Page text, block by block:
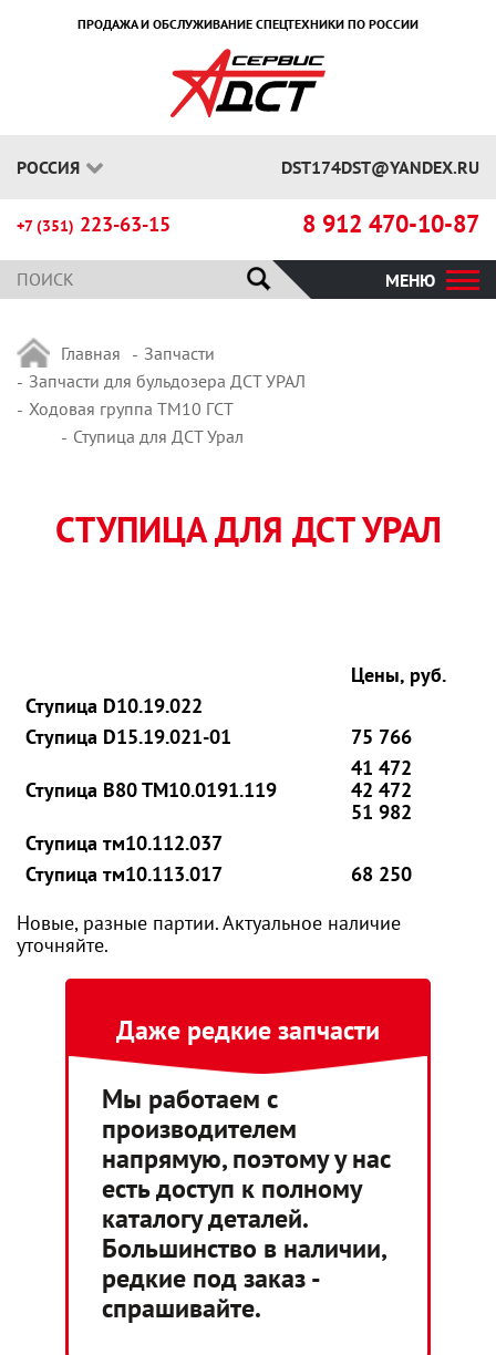
ПРОДАЖА И ОБСЛУЖИВАНИЕ СПЕЦТЕХНИКИ ПО РОССИИ
РОССИЯ DST174DST@YANDEX.RU
+7 (351) 223-63-15 8 912 470-10-87
МЕНЮ
Главная
Запчасти
Запчасти для бульдозера ДСТ УРАЛ
Ходовая группа ТМ10 ГСТ
Ступица для ДСТ Урал
СТУПИЦА ДЛЯ ДСТ УРАЛ
Цены, руб.
Ступица D10.19.022
Ступица D15.19.021-01
75 766
Ступица В80 ТМ10.0191.119
41 472
42 472
51 982
Ступица тм10.112.037
Ступица тм10.113.017
68 250
Новые, разные партии. Актуальное наличие
уточняйте.
Даже редкие запчасти
Мы работаем с
производителем
напрямую, поэтому у нас
есть доступ к полному
каталогу деталей.
Большинство в наличии,
редкие под заказ -
спрашивайте.